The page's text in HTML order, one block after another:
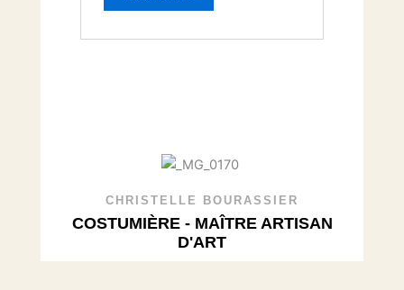
CHRISTELLE BOURASSIER
COSTUMIÈRE - MAÎTRE ARTISAN
D'ART